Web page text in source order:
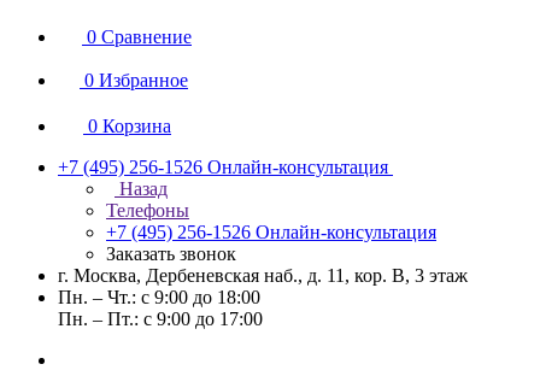
0 Сравнение
0 Избранное
0 Корзина
+7 (495) 256-1526 Онлайн-консультация
Назад
Телефоны
+7 (495) 256-1526 Онлайн-консультация
Заказать звонок
г. Москва, Дербеневская наб., д. 11, кор. В, 3 этаж
Пн. – Чт.: с 9:00 до 18:00
Пн. – Пт.: с 9:00 до 17:00